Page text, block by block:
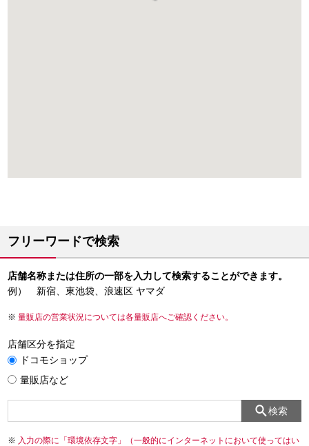
フリーワードで検索
店舗名称または住所の一部を入力して検索することができます。
例） 新宿、東池袋、浪速区 ヤマダ
量販店の営業状況については各量販店へご確認ください。
店舗区分を指定
ドコモショップ
量販店など
検索
入力の際に「環境依存文字」（一般的にインターネットにおいて使ってはい